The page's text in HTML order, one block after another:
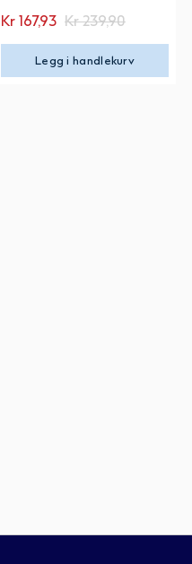
Kr 167,93 Kr 239,90
Legg i handlekurv